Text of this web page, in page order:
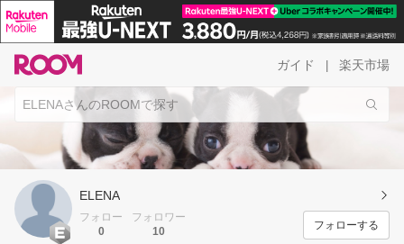
ガイド 楽天市場
ELENA
フォロー
0
フォロワー
10
フォローする